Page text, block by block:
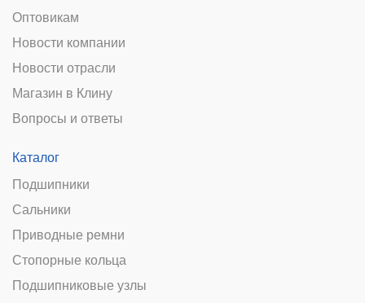
Оптовикам
Новости компании
Новости отрасли
Магазин в Клину
Вопросы и ответы
Каталог
Подшипники
Сальники
Приводные ремни
Стопорные кольца
Подшипниковые узлы